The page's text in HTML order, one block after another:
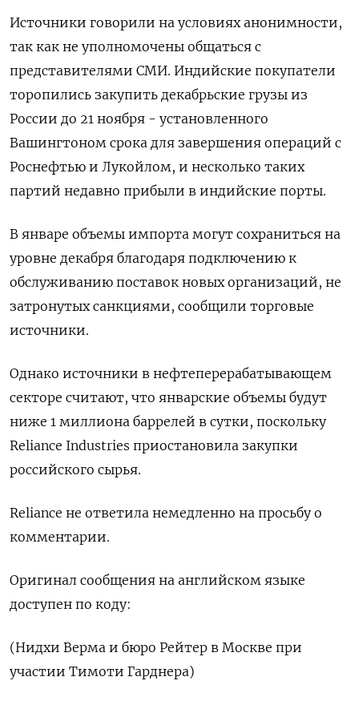
Источники говорили на условиях анонимности,
так как не уполномочены общаться с
представителями СМИ. Индийские покупатели
торопились закупить декабрьские грузы из
России до 21 ноября - установленного
Вашингтоном срока для завершения операций с
Роснефтью и Лукойлом, и несколько таких
партий недавно прибыли в индийские порты.
В январе объемы импорта могут сохраниться на
уровне декабря благодаря подключению к
обслуживанию поставок новых организаций, не
затронутых санкциями, сообщили торговые
источники.
Однако источники в нефтеперерабатывающем
секторе считают, что январские объемы будут
ниже 1 миллиона баррелей в сутки, поскольку
Reliance Industries приостановила закупки
российского сырья.
Reliance не ответила немедленно на просьбу о
комментарии.
Оригинал сообщения на английском языке
доступен по коду:
(Нидхи Верма и бюро Рейтер в Москве при
участии Тимоти Гарднера)